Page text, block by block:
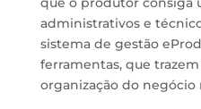
administrativos e
sistema de gestão
ferramentas, que
organização do negócio